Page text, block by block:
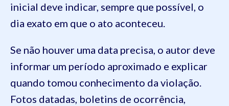
inicial deve indicar, sempre que possível, o
dia exato em que o ato aconteceu.
Se não houver uma data precisa, o autor deve
informar um período aproximado e explicar
quando tomou conhecimento da violação.
Fotos datadas, boletins de ocorrência,